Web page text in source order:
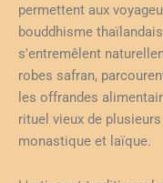
permettent aux
bouddhisme
s'entremêlent
robes safran,
les offrandes
rituel vieux de
monastique et laïque.